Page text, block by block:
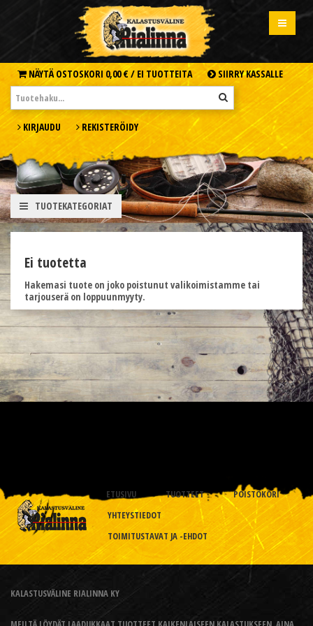
NÄYTÄ OSTOSKORI 0,00 € / EI TUOTTEITA SIIRRY KASSALLE
KIRJAUDU REKISTERÖIDY
TUOTEKATEGORIAT
Ei tuotetta
Hakemasi tuote on joko poistunut valikoimistamme tai
tarjouserä on loppuunmyyty.
ETUSIVU TUOTTEET
POISTOKORI
YHTEYSTIEDOT
TOIMITUSTAVAT JA -EHDOT
KALASTUSVÄLINE RIALINNA KY